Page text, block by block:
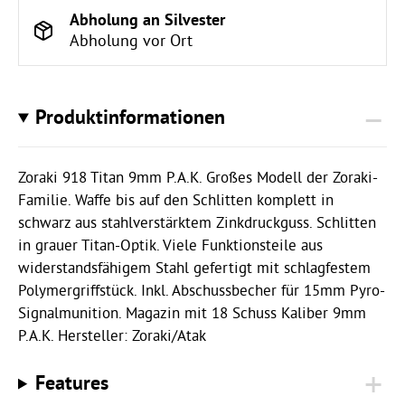
Abholung an Silvester
Abholung vor Ort
Produktinformationen
Zoraki 918 Titan 9mm P.A.K. Großes Modell der Zoraki-
Familie. Waffe bis auf den Schlitten komplett in
schwarz aus stahlverstärktem Zinkdruckguss. Schlitten
in grauer Titan-Optik. Viele Funktionsteile aus
widerstandsfähigem Stahl gefertigt mit schlagfestem
Polymergriffstück. Inkl. Abschussbecher für 15mm Pyro-
Signalmunition. Magazin mit 18 Schuss Kaliber 9mm
P.A.K. Hersteller: Zoraki/Atak
Features